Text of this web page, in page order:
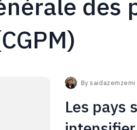
By saidazemzemi
Les pays